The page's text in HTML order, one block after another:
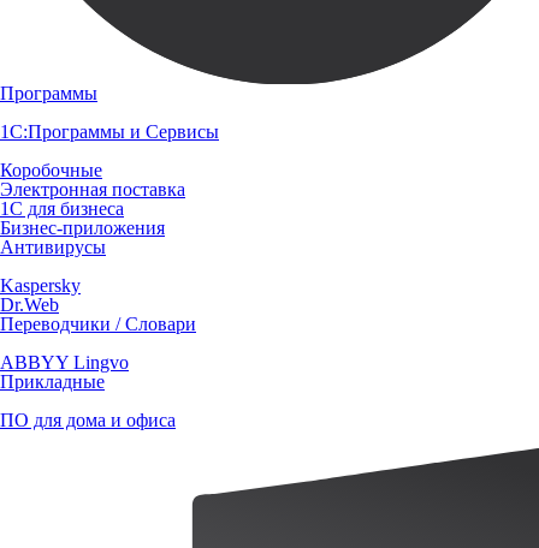
Программы
1С:Программы и Сервисы
Коробочные
Электронная поставка
1С для бизнеса
Бизнес-приложения
Антивирусы
Kaspersky
Dr.Web
Переводчики / Словари
ABBYY Lingvo
Прикладные
ПО для дома и офиса